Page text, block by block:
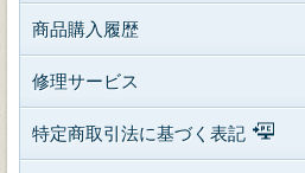
商品購入履歴
修理サービス
特定商取引法に基づく表記